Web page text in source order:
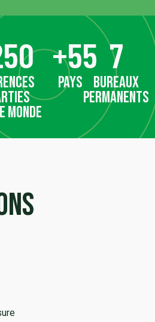
monde
pays
+55
bureaux
permanents
7